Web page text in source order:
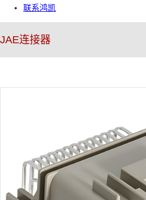
联系鸿凯
JAE连接器